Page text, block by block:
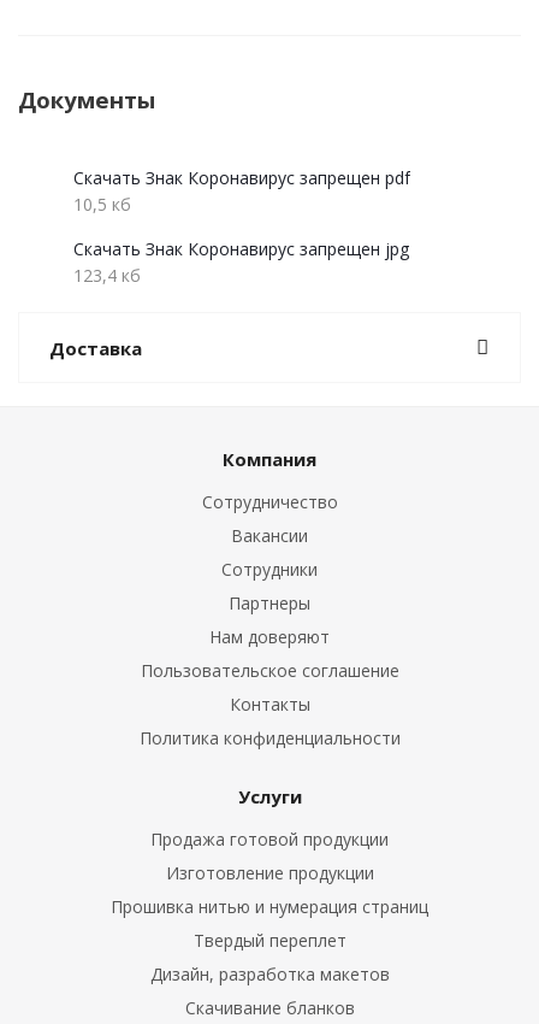
Документы
Скачать Знак Коронавирус запрещен pdf
10,5 кб
Скачать Знак Коронавирус запрещен jpg
123,4 кб
Доставка
Компания
Сотрудничество
Вакансии
Сотрудники
Партнеры
Нам доверяют
Пользовательское соглашение
Контакты
Политика конфиденциальности
Услуги
Продажа готовой продукции
Изготовление продукции
Прошивка нитью и нумерация страниц
Твердый переплет
Дизайн, разработка макетов
Скачивание бланков